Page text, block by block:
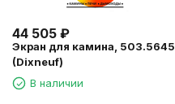
44 505 ₽
Экран для камина, 503.5645
(Dixneuf)
В наличии